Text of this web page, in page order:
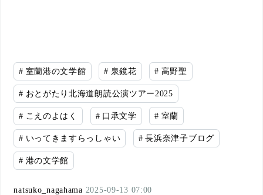
# 室蘭港の文学館 # 泉鏡花 # 高野聖
# おとがたり北海道朗読公演ツアー2025
# こえのよはく # 口承文学 # 室蘭
# いってきますらっしゃい # 長浜奈津子ブログ
# 港の文学館
natsuko_nagahama 2025-09-13 07:00